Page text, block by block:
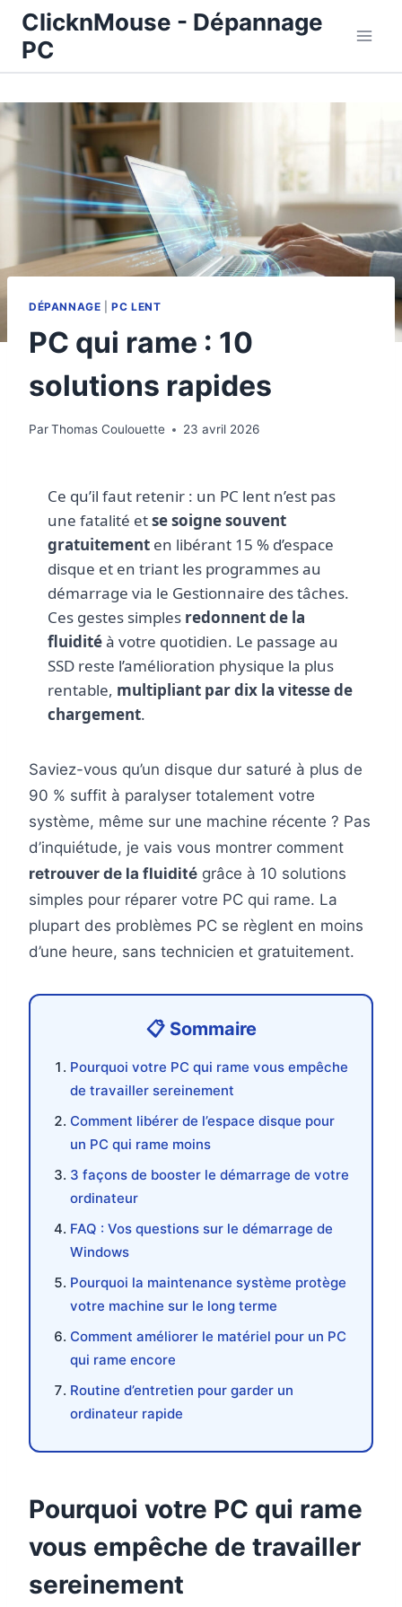
Aller
contenu
ClicknMouse - Dépannage
PC
DÉPANNAGE |PC LENT
PC qui rame : 10
solutions rapides
ParThomas Coulouette 23 avril 2026
Ce qu’il faut retenir : un PC lent n’est pas
une fatalité etse soigne souvent
gratuitement en libérant 15 % d’espace
disque et en triant les programmes au
démarrage via le Gestionnaire des tâches.
Ces gestes simples redonnent de la
fluiditéà votre quotidien. Le passage au
SSD reste l’amélioration physique la plus
rentable, multipliant par dix la vitesse de
chargement.
Saviez-vous qu’un disque dur saturé à plus de
90 % suffit à paralyser totalement votre
système, même sur une machine récente ? Pas
d’inquiétude, je vais vous montrer comment
retrouver de la fluidité grâce à 10 solutions
simples pour réparer votre PC qui rame. La
plupart des problèmes PC se règlent en moins
d’une heure, sans technicien et gratuitement.
Pourquoi votre PC qui rame vous empêche
de travailler sereinement
Comment libérer de l’espace disque pour
un PC qui rame moins
3 façons de booster le démarrage de votre
ordinateur
FAQ : Vos questions sur le démarrage de
Windows
Pourquoi la maintenance système protège
votre machine sur le long terme
Comment améliorer le matériel pour un PC
qui rame encore
Routine d’entretien pour garder un
ordinateur rapide
Pourquoi votre PC qui rame
vous empêche de travailler
sereinement